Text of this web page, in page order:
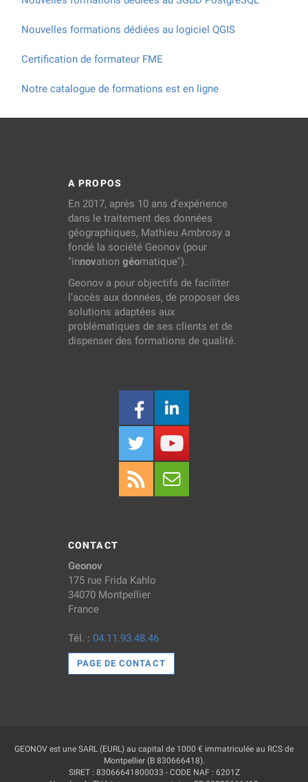
Nouvelles formations dédiées au logiciel QGIS
Certification de formateur FME
Notre catalogue de formations est en ligne
A PROPOS
En 2017, après 10 ans d’expérience
dans le traitement des données
géographiques, Mathieu Ambrosy a
fondé la société Geonov (pour
"innovation géomatique").
Geonov a pour objectifs de faciliter
l’accès aux données, de proposer des
solutions adaptées aux
problématiques de ses clients et de
dispenser des formations de qualité.
CONTACT
Geonov
175 rue Frida Kahlo
34070 Montpellier
France
Tél. : 04.11.93.48.46
PAGE DE CONTACT
GEONOV est une SARL (EURL) au capital de 1000 € immatriculée au RCS de
Montpellier (B 830666418).
SIRET : 83066641800033 - CODE NAF : 6201Z